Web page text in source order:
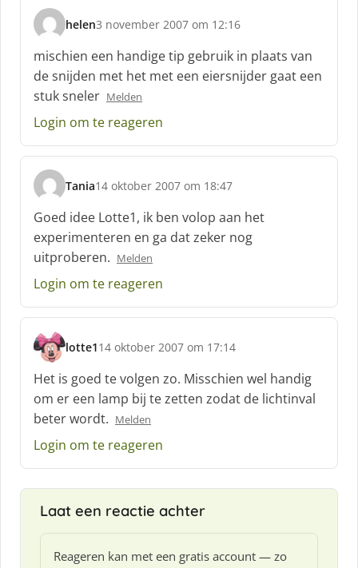
helen
s
h
r
e
e
:
3 november 2007 om 12:16
mischien een handige tip gebruik in plaats van
de snijden met het met een eiersnijder gaat een
stuk sneler Melden
Login om te reageren
Tania
s
c
h
r
e
e
:
14 oktober 2007 om 18:47
Goed idee Lotte1, ik ben volop aan het
experimenteren en ga dat zeker nog
uitproberen. Melden
Login om te reageren
lotte1
s
c
h
r
e
e
:
14 oktober 2007 om 17:14
Het is goed te volgen zo. Misschien wel handig
om er een lamp bij te zetten zodat de lichtinval
beter wordt. Melden
Login om te reageren
Laat een reactie achter
Reageren kan met een gratis account — zo